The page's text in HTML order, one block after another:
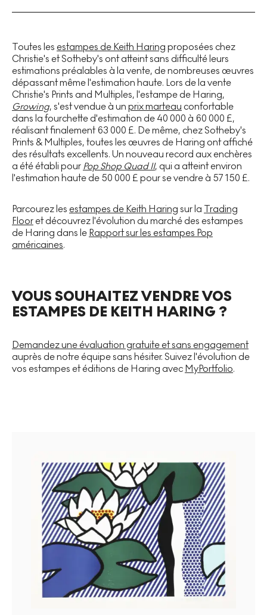
Toutes les estampes de Keith Haring proposées chez
Christie's et Sotheby's ont atteint sans difficulté leurs
estimations préalables à la vente, de nombreuses œuvres
dépassant même l'estimation haute. Lors de la vente
Christie's Prints and Multiples, l'estampe de Haring,
Growing, s'est vendue à un prix marteau confortable
dans la fourchette d'estimation de 40 000 à 60 000 £,
réalisant finalement 63 000 £. De même, chez Sotheby's
Prints & Multiples, toutes les œuvres de Haring ont affiché
des résultats excellents. Un nouveau record aux enchères
a été établi pour Pop Shop Quad II, qui a atteint environ
l'estimation haute de 50 000 £ pour se vendre à 57 150 £.
Parcourez les estampes de Keith Haring sur la Trading
Floor et découvrez l'évolution du marché des estampes
de Haring dans le Rapport sur les estampes Pop
américaines.
VOUS SOUHAITEZ VENDRE VOS
ESTAMPES DE KEITH HARING ?
Demandez une évaluation gratuite et sans engagement
auprès de notre équipe sans hésiter. Suivez l'évolution de
vos estampes et éditions de Haring avec MyPortfolio.